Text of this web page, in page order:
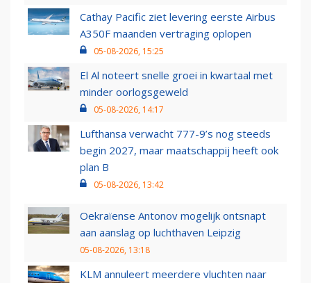
Cathay Pacific ziet levering eerste Airbus
A350F maanden vertraging oplopen
05-08-2026, 15:25
El Al noteert snelle groei in kwartaal met
minder oorlogsgeweld
05-08-2026, 14:17
Lufthansa verwacht 777-9’s nog steeds
begin 2027, maar maatschappij heeft ook
plan B
05-08-2026, 13:42
Oekraïense Antonov mogelijk ontsnapt
aan aanslag op luchthaven Leipzig
05-08-2026, 13:18
KLM annuleert meerdere vluchten naar